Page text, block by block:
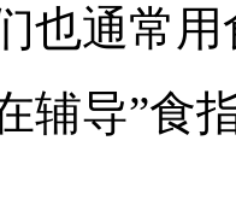
也通常
辅导”食